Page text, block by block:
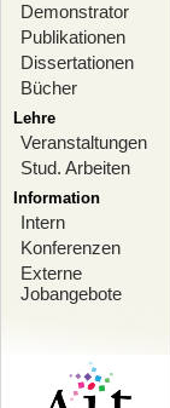
Demonstrator
Publikationen
Dissertationen
Bücher
Lehre
Veranstaltungen
Stud. Arbeiten
Information
Intern
Konferenzen
Externe
Jobangebote